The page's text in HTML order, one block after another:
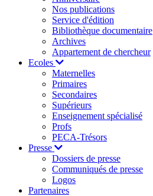
Nos publications
Service d'édition
Bibliothèque documentaire
Archives
Appartement de chercheur
Ecoles
Maternelles
Primaires
Secondaires
Supérieurs
Enseignement spécialisé
Profs
PECA-Trésors
Presse
Dossiers de presse
Communiqués de presse
Logos
Partenaires